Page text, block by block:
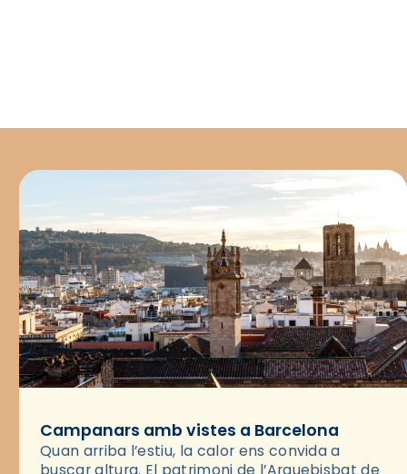
Campanars amb vistes a Barcelona
Quan arriba l’estiu, la calor ens convida a
buscar altura. El patrimoni de l’Arquebisbat de